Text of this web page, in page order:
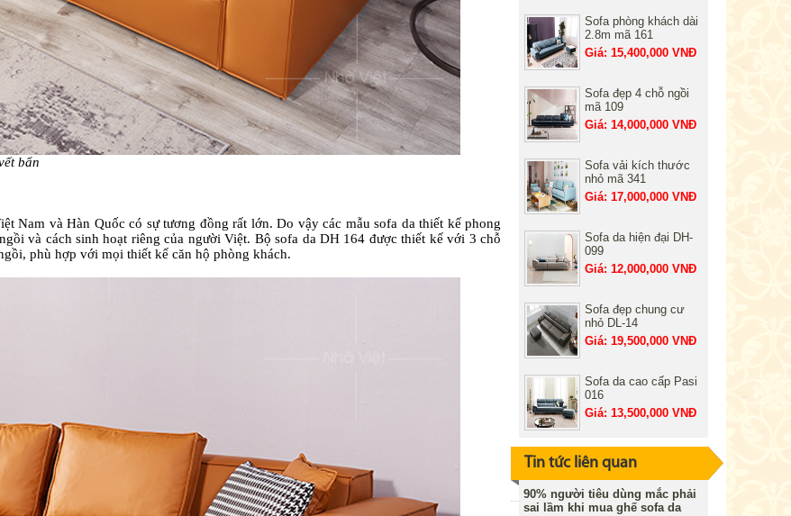
bẩn
Nam và Hàn Quốc có sự tương đồng rất lớn. Do vậy các mẫu sofa da thiết kế phong
và cách sinh hoạt riêng của người Việt. Bộ sofa da DH 164 được thiết kế với 3 chỗ
phù hợp với mọi thiết kế căn hộ phòng khách.
Sofa phòng khách dài
2.8m mã 161
Giá: 15,400,000 VNĐ
Sofa đẹp 4 chỗ ngồi
mã 109
Giá: 14,000,000 VNĐ
Sofa vải kích thước
nhỏ mã 341
Giá: 17,000,000 VNĐ
Sofa da hiện đại DH-
099
Giá: 12,000,000 VNĐ
Sofa đẹp chung cư
nhỏ DL-14
Giá: 19,500,000 VNĐ
Sofa da cao cấp Pasi
016
Giá: 13,500,000 VNĐ
Tin tức liên quan
90% người tiêu dùng mắc phải
sai lầm khi mua ghế sofa da